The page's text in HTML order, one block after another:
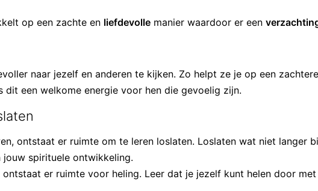
op een zachte en liefdevolle manier waardoor er een
naar jezelf en anderen te kijken. Zo helpt ze je op een
een welkome energie voor hen die gevoelig zijn.
ontstaat er ruimte om te leren loslaten. Loslaten wat niet langer
spirituele ontwikkeling.
er ruimte voor heling. Leer dat je jezelf kunt helen door